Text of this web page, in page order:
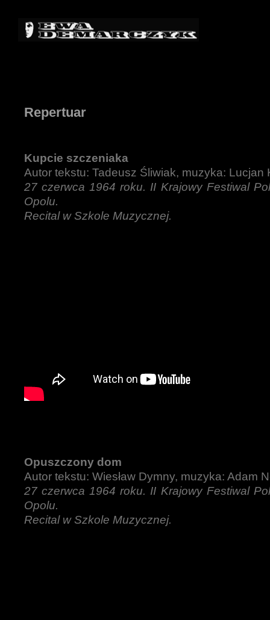
Repertuar
Kupcie szczeniaka
Autor tekstu: Tadeusz Śliwiak, muzyka: Lucjan
27 czerwca 1964 roku. II Krajowy Festiwal
Opolu.
Recital w Szkole Muzycznej.
Opuszczony dom
Autor tekstu: Wiesław Dymny, muzyka: Adam
27 czerwca 1964 roku. II Krajowy Festiwal
Opolu.
Recital w Szkole Muzycznej.